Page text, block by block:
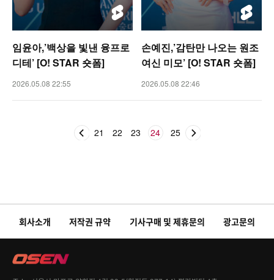
임윤아,’백상을 빛낸 융프로
디테’ [O! STAR 숏폼]
2026.05.08 22:55
손예진,’감탄만 나오는 원조
여신 미모’ [O! STAR 숏폼]
2026.05.08 22:46
21 22 23 24 25
회사소개 저작권 규약 기사구매 및 제휴문의 광고문의